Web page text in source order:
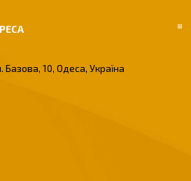
Базова, 10, Одеса, Україна